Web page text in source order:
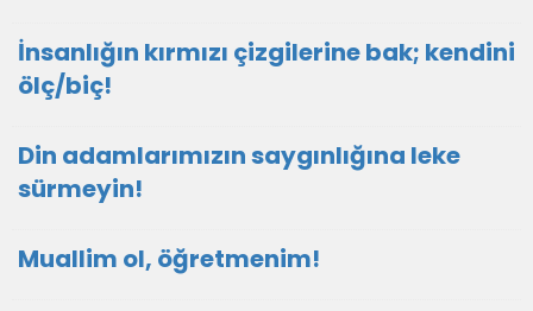
İnsanlığın kırmızı çizgilerine bak; kendini
ölç/biç!
Din adamlarımızın saygınlığına leke
sürmeyin!
Muallim ol, öğretmenim!